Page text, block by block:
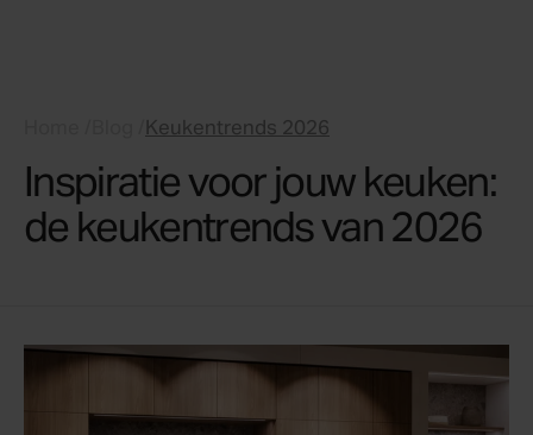
Keukentrends 2026
Inspiratie voor jouw keuken:
de keukentrends van 2026